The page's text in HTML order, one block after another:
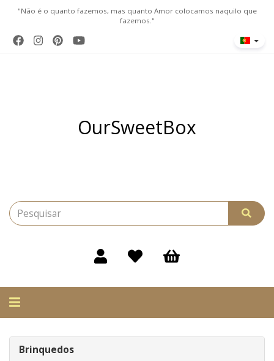
"Não é o quanto fazemos, mas quanto Amor colocamos naquilo que
fazemos."
OurSweetBox
Alternar
Brinquedos